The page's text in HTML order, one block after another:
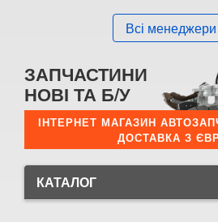
Всі менеджери
ЗАПЧАСТИНИ
НОВІ ТА Б/У
ІНТЕРНЕТ МАГАЗИН
ДОСТАВКА З
КАТАЛОГ